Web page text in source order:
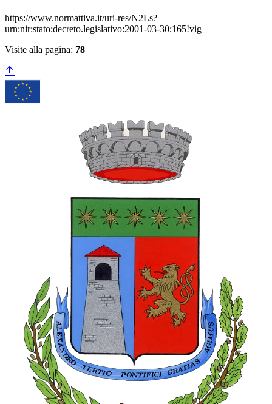
https://www.normattiva.it/uri-res/N2Ls?
urn:nir:stato:decreto.legislativo:2001-03-30;165!vig
Visite alla pagina: 78